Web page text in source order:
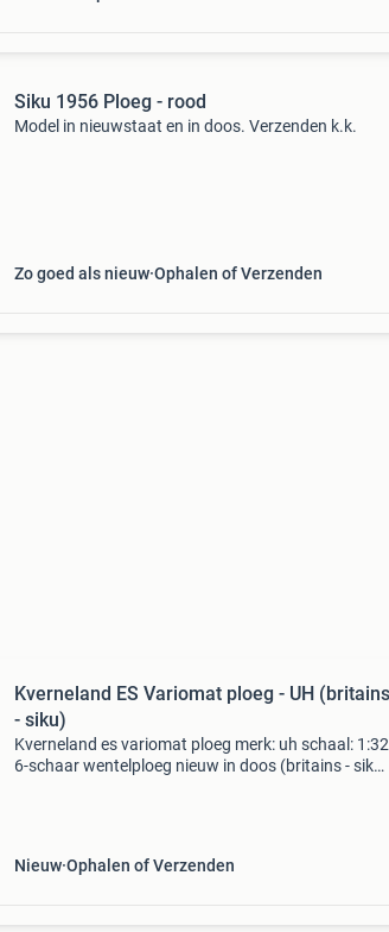
Siku 1956 Ploeg - rood
Model in nieuwstaat en in doos. Verzenden k.k.
Zo goed als nieuw Ophalen of Verzenden
Kverneland ES Variomat ploeg - UH (britains
- siku)
Kverneland es variomat ploeg merk: uh schaal: 1:32
6-schaar wentelploeg nieuw in doos (britains - siku
Nieuw Ophalen of Verzenden